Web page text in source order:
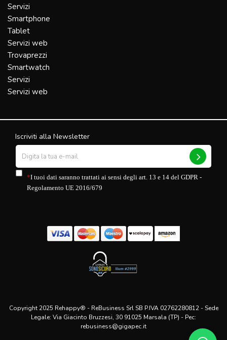
Servizi
Smartphone
Tablet
Servizi web
Trovaprezzi
Smartwatch
Servizi
Servizi web
Iscriviti alla Newsletter
*I tuoi dati saranno trattati ai sensi degli art. 13 e 14 del GDPR -
Regolamento UE 2016/679
Copyright 2025 Rehappy® - ReBusiness Srl SB P.IVA 02762280812 - Sede
Legale: Via Giacinto Bruzzesi, 30 91025 Marsala (TP) - Pec:
rebusiness@gigapec.it